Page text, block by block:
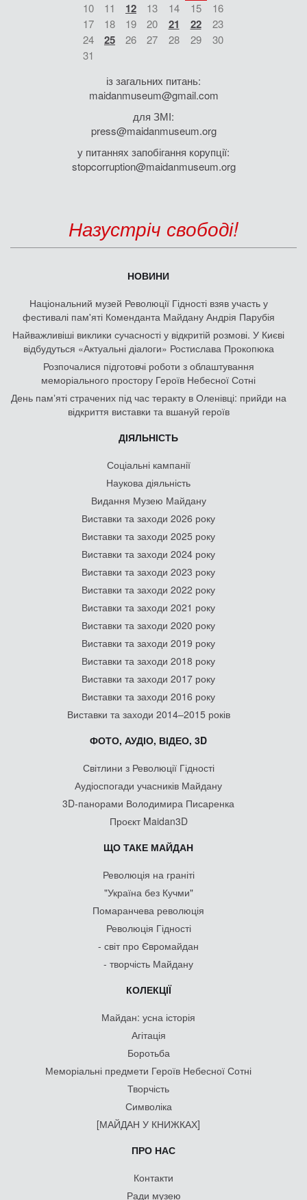
10
11 12 13 14 15
16
17
18 19 20 21 22
23
24
25 26 27 28 29
30
31
із загальних питань:
maidanmuseum@gmail.com
для ЗМІ:
press@maidanmuseum.org
у питаннях запобігання корупції:
stopcorruption@maidanmuseum.org
Назустріч свободі!
НОВИНИ
Національний музей Революції Гідності взяв участь у
фестивалі пам'яті Коменданта Майдану Андрія Парубія
Найважливіші виклики сучасності у відкритій розмові. У Києві
відбудуться «Актуальні діалоги» Ростислава Прокопюка
Розпочалися підготовчі роботи з облаштування
меморіального простору Героїв Небесної Сотні
День памʼяті страчених під час теракту в Оленівці: прийди на
відкриття виставки та вшануй героїв
ДІЯЛЬНІСТЬ
Соціальні кампанії
Наукова діяльність
Видання Музею Майдану
Виставки та заходи 2026 року
Виставки та заходи 2025 року
Виставки та заходи 2024 року
Виставки та заходи 2023 року
Виставки та заходи 2022 року
Виставки та заходи 2021 року
Виставки та заходи 2020 року
Виставки та заходи 2019 року
Виставки та заходи 2018 року
Виставки та заходи 2017 року
Виставки та заходи 2016 року
Виставки та заходи 2014–2015 років
ФОТО, АУДІО, ВІДЕО, 3D
Світлини з Революції Гідності
Аудіоспогади учасників Майдану
3D-панорами Володимира Писаренка
Проєкт Maidan3D
ЩО ТАКЕ МАЙДАН
Революція на граніті
"Україна без Кучми"
Помаранчева революція
Революція Гідності
- світ про Євромайдан
- творчість Майдану
КОЛЕКЦІЇ
Майдан: усна історія
Агітація
Боротьба
Меморіальні предмети Героїв Небесної Сотні
Творчість
Символіка
[МАЙДАН У КНИЖКАХ]
ПРО НАС
Контакти
Ради музею